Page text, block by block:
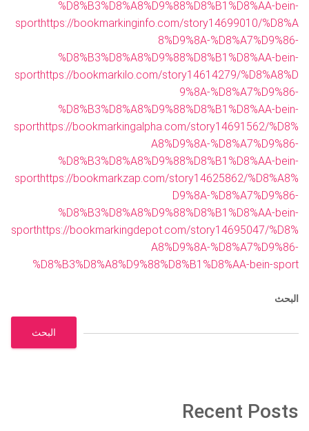
%D8%B3%D8%A8%D9%88%D8%B1%D8%AA-bein-
sporthttps://bookmarkinginfo.com/story14699010/%D8%A
8%D9%8A-%D8%A7%D9%86-
%D8%B3%D8%A8%D9%88%D8%B1%D8%AA-bein-
sporthttps://bookmarkilo.com/story14614279/%D8%A8%D
9%8A-%D8%A7%D9%86-
%D8%B3%D8%A8%D9%88%D8%B1%D8%AA-bein-
sporthttps://bookmarkingalpha.com/story14691562/%D8%
A8%D9%8A-%D8%A7%D9%86-
%D8%B3%D8%A8%D9%88%D8%B1%D8%AA-bein-
sporthttps://bookmarkzap.com/story14625862/%D8%A8%
D9%8A-%D8%A7%D9%86-
%D8%B3%D8%A8%D9%88%D8%B1%D8%AA-bein-
sporthttps://bookmarkingdepot.com/story14695047/%D8%
A8%D9%8A-%D8%A7%D9%86-
%D8%B3%D8%A8%D9%88%D8%B1%D8%AA-bein-sport
البحث
البحث
Recent Posts